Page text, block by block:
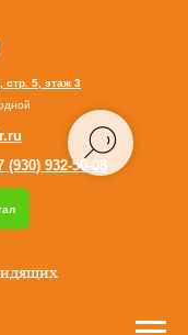
стр. 5, этаж 3
(930) 932-50-08